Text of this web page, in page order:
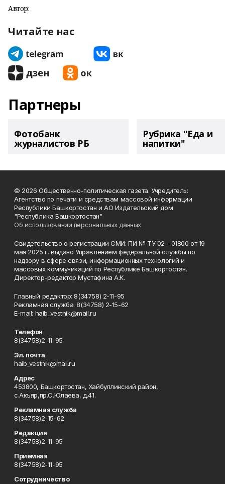
Автор:
Читайте нас
Партнеры
Фотобанк
журналистов РБ
Рубрика "Еда и
напитки"
© 2026 Общественно-политическая газета. Учредитель:
Агентство по печати и средствам массовой информации
Республики Башкортостан и АО Издательский дом
"Республика Башкортостан"
Об использовании персональных данных
Свидетельство о регистрации СМИ: ПИ № ТУ 02 - 01800 от 19
мая 2025 г. выдано Управлением федеральной службы по
надзору в сфере связи, информационных технологий и
массовых коммуникаций по Республике Башкортостан.
Директор-редактор Мустафина А.К.
Главный редактор: 8(34758) 2-11-95
Рекламная служба: 8(34758) 2-15-62
Е-mаil: haib_vestnik@mail.ru
Телефон
8(34758)2-11-95
Эл. почта
haib_vestnik@mail.ru
Адрес
453800, Башкортостан, Хайбуллинский район,
с.Акъяр,пр.С.Юлаева, д.41.
Рекламная служба
8(34758)2-15-62
Редакция
8(34758)2-11-95
Приемная
8(34758)2-11-95
Сотрудничество